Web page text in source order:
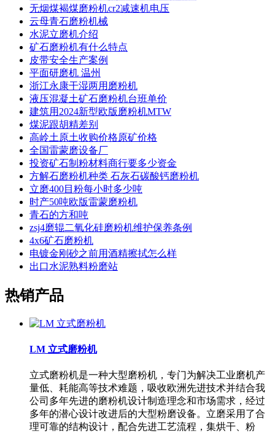
无烟煤褐煤磨粉机cr2减速机电压
云母青石磨粉机械
水泥立磨机介绍
矿石磨粉机有什么特点
皮带安全生产案例
平面研磨机 温州
浙江永康干湿两用磨粉机
液压混凝土矿石磨粉机台班单价
建筑用2024新型欧版磨粉机MTW
煤泥跟胡精差别
高岭土原土收购价格原矿价格
全国雷蒙磨设备厂
投资矿石制粉材料商行要多少资金
方解石磨粉机种类 石灰石碳酸钙磨粉机
立磨400目粉每小时多少吨
时产50吨欧版雷蒙磨粉机
青石的方和吨
zsj4磨辊二氧化硅磨粉机维护保养条例
4x6矿石磨粉机
电镀金刚砂之前用酒精擦拭怎么样
出口水泥熟料粉磨站
热销产品
LM 立式磨粉机
立式磨粉机是一种大型磨粉机，专门为解决工业磨机产
量低、耗能高等技术难题，吸收欧洲先进技术并结合我
公司多年先进的磨粉机设计制造理念和市场需求，经过
多年的潜心设计改进后的大型粉磨设备。立磨采用了合
理可靠的结构设计，配合先进工艺流程，集烘干、粉